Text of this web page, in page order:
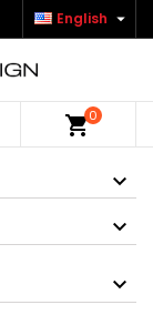
English 
shopping_cart0